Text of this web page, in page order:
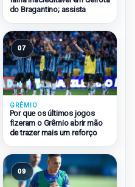
do Bragantino; assista
07
GRÊMIO
Por que os últimos jogos
fizeram o Grêmio abrir mão
de trazer mais um reforço
09